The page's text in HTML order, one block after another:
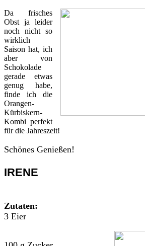
Da frisches
Obst ja leider
noch nicht so
wirklich
Saison hat, ich
aber von
Schokolade
gerade etwas
genug habe,
finde ich die
Orangen-
Kürbiskern-
Kombi perfekt
für die Jahreszeit!
Schönes Genießen!
IRENE
Zutaten:
3 Eier